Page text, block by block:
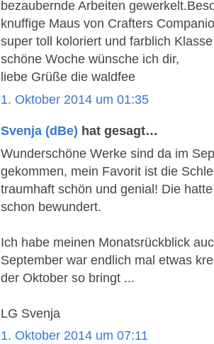
bezaubernde Arbeiten
knuffige Maus von Crafters
super toll koloriert und farblich
schöne Woche wünsche ich dir,
liebe Grüße die waldfee
1. Oktober 2014 um 01:35
Svenja (dBe) hat gesagt…
Wunderschöne Werke sind da im
gekommen, mein Favorit ist die
traumhaft schön und genial! Die
schon bewundert.
Ich habe meinen Monatsrückblick
September war endlich mal etwas
der Oktober so bringt ...
LG Svenja
1. Oktober 2014 um 07:11